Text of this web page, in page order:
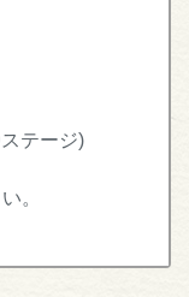
テージ)
。